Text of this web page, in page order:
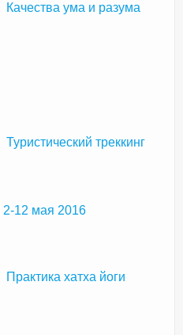
Качества ума и разума
Туристический треккинг
2-12 мая 2016
Практика хатха йоги